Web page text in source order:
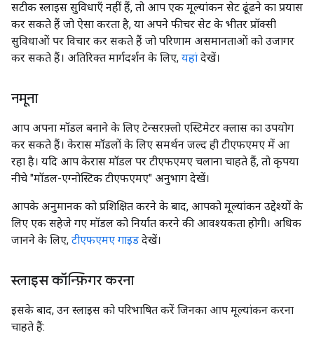
सटीक स्लाइस सुविधाएँ नहीं हैं, तो आप एक मूल्यांकन सेट ढूंढने का प्रयास
कर सकते हैं जो ऐसा करता है, या अपने फीचर सेट के भीतर प्रॉक्सी
सुविधाओं पर विचार कर सकते हैं जो परिणाम असमानताओं को उजागर
कर सकते हैं। अतिरिक्त मार्गदर्शन के लिए, यहां देखें।
नमूना
आप अपना मॉडल बनाने के लिए टेन्सरफ़्लो एस्टिमेटर क्लास का उपयोग
कर सकते हैं। केरास मॉडलों के लिए समर्थन जल्द ही टीएफएमए में आ
रहा है। यदि आप केरास मॉडल पर टीएफएमए चलाना चाहते हैं, तो कृपया
नीचे "मॉडल-एग्नोस्टिक टीएफएमए" अनुभाग देखें।
आपके अनुमानक को प्रशिक्षित करने के बाद, आपको मूल्यांकन उद्देश्यों के
लिए एक सहेजे गए मॉडल को निर्यात करने की आवश्यकता होगी। अधिक
जानने के लिए, टीएफएमए गाइड देखें।
स्लाइस कॉन्फ़िगर करना
इसके बाद, उन स्लाइस को परिभाषित करें जिनका आप मूल्यांकन करना
चाहते हैं: